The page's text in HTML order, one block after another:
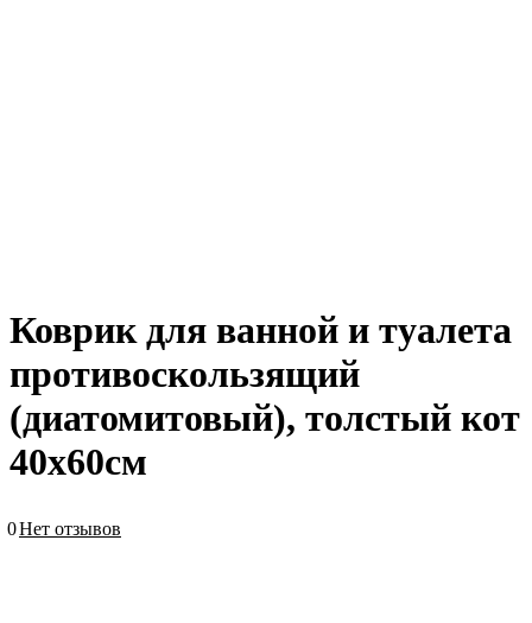
Коврик для ванной и туалета
противоскользящий
(диатомитовый), толстый кот
40х60см
0Нет отзывов